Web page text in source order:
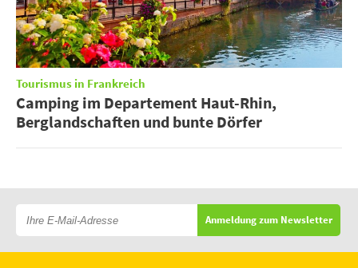
Tourismus in Frankreich
Camping im Departement Haut-Rhin,
Berglandschaften und bunte Dörfer
Anmeldung zum Newsletter